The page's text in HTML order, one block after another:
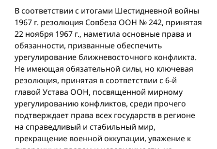
В соответствии с итогами Шести­дневной вой­ны
1967 г. резолюция Совбеза ООН № 242, принятая
22 ноября 1967 г., наметила основные права и
обязанности, призванные обеспечить
урегулирование ближневосточного конфликта.
Не имеющая обязательной силы, но ключевая
резолюция, принятая в соответствии с 6-й
главой Устава ООН, посвященной мирному
урегулированию конфликтов, среди прочего
подтверждает права всех государств в регионе
на справедливый и стабильный мир,
прекращение военной оккупации, уважение к